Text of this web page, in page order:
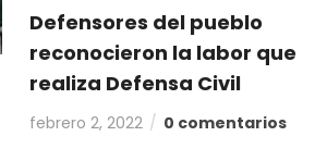
Defensores del pueblo
reconocieron la labor que
realiza Defensa Civil
febrero 2, 2022 0 comentarios